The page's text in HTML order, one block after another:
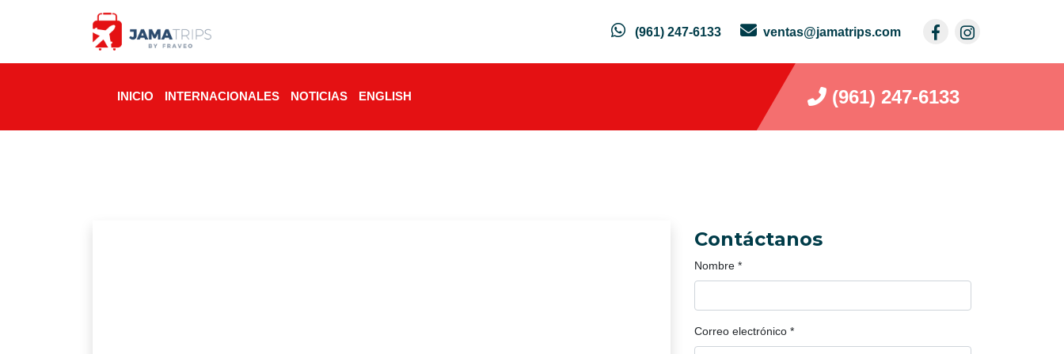
(961) 247-6133 ventas@jamatrips.com
INICIO INTERNACIONALES NOTICIAS ENGLISH (961) 247-6133
Contáctanos
Nombre *
Correo electrónico *